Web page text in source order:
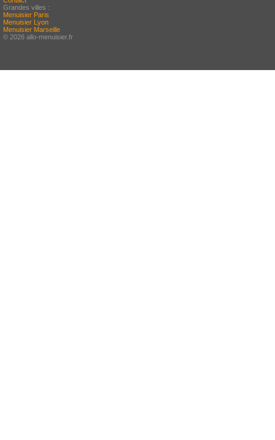
Grandes villes :
Menuisier Paris
Menuisier Lyon
Menuisier Marseille
© 2026 allo-menuisier.fr